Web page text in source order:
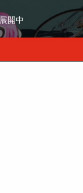
開中